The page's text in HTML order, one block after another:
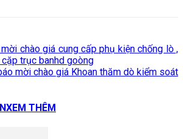
chào giá cung cấp phụ kiện chống lò ,
trục banhd goòng
mời chào giá Khoan thăm dò kiểm soát
XEM THÊM